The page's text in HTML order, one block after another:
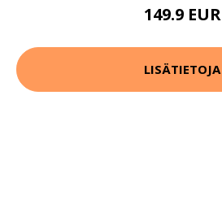
149.9 EUR
LISÄTIETOJA